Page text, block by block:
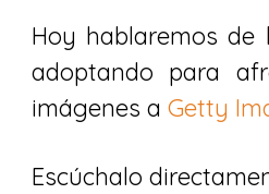
Hoy hablaremos de
adoptando para
imágenes a Getty
Escúchalo